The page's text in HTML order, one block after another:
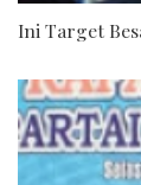
Ini Target